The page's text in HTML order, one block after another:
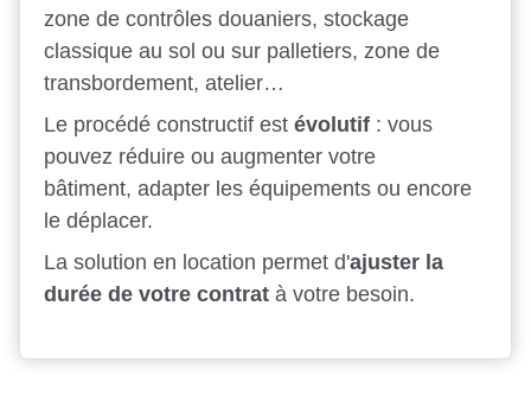
zone de contrôles douaniers, stockage
classique au sol ou sur palletiers, zone de
transbordement, atelier…
Le procédé constructif est évolutif : vous
pouvez réduire ou augmenter votre
bâtiment, adapter les équipements ou encore
le déplacer.
La solution en location permet d'ajuster la
durée de votre contrat à votre besoin.